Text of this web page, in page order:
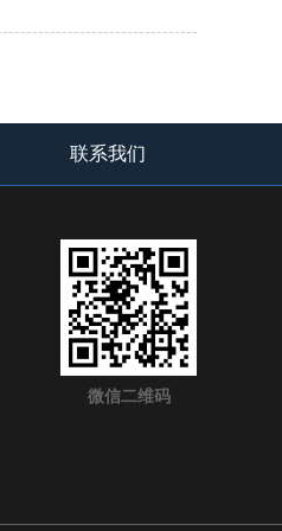
联系我们
微信二维码